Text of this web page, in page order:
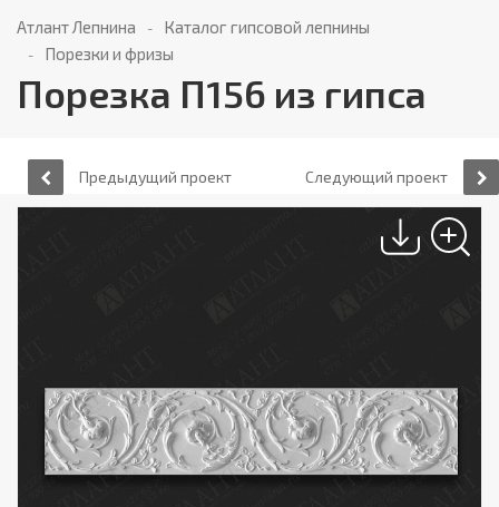
Атлант Лепнина
Каталог гипсовой лепнины
Порезки и фризы
Порезка П156 из гипса
Предыдущий проект Следующий проект